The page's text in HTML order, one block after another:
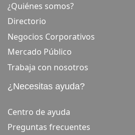
¿Quiénes somos?
Directorio
Negocios Corporativos
Mercado Público
Trabaja con nosotros
¿Necesitas ayuda?
Centro de ayuda
Preguntas frecuentes